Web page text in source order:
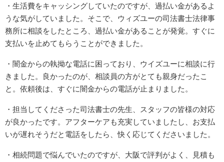
・生活費をキャッシングしていたのですが、過払い金があるよ
うな気がしていました。そこで、ウィズユーの司法書士法律事
務所に相談をしたところ、過払い金があることが発覚。すぐに
支払いを止めてもらうことができました。
・闇金からの執拗な電話に困っており、ウイズユーに相談に行
きました。良かったのが、相談員の方がとても親身だったこ
と。依頼後は、すぐに闇金からの電話が止まりました。
・担当してくださった司法書士の先生、スタッフの皆様の対応
が良かったです。アフターケアも充実していましたし、お支払
いが遅れそうだと電話をしたら、快く応じてくださいました。
・相続問題で悩んでいたのですが、大阪で評判がよく、見積も